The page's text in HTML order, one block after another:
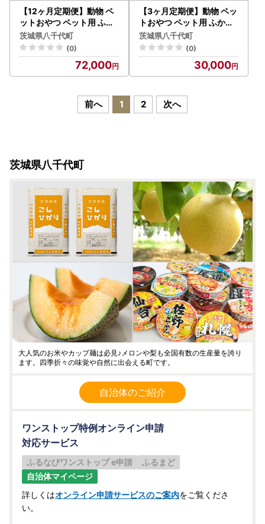
【12ヶ月定期便】動物 ペ
ットおやつ ペット用 ふか
し芋 小芋 紅はるか 芋 いも
おやつ 動物 ペットフード
犬 猫 間食 ヘルシー オヤツ
2kg [AU123ya]
茨城県八千代町
(0)
72,000
【3ヶ月定期便】動物 ペッ
トおやつ ペット用 ふかし
芋 小芋 紅はるか 芋 いも
おやつ 動物 ペットフード
犬 猫 間食 ヘルシー オヤツ
4kg [AU124ya]
茨城県八千代町
(0)
30,000
前へ 1 2 次へ
茨城県八千代町
大人気のお米やカップ麺は必見♪メロンや梨も全国有数の生産量を誇り
ます。四季折々の味覚や自然に出会える町です。
自治体のご紹介
ワンストップ特例オンライン申請
対応サービス
ふるなびワンストップ e申請
ふるまど
自治体マイページ
詳しくはオンライン申請サービスのご案内をご覧くださ
い。